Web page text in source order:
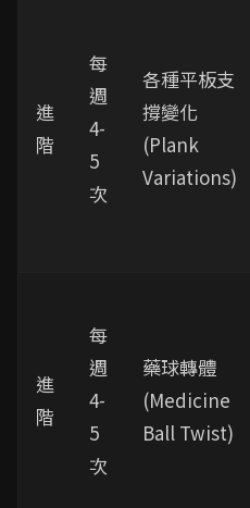
進
階
每
週
4-
5
次
各種平板支
撐變化
(Plank
Variations)
進
階
每
週
4-
5
次
藥球轉體
(Medicine
Ball Twist)